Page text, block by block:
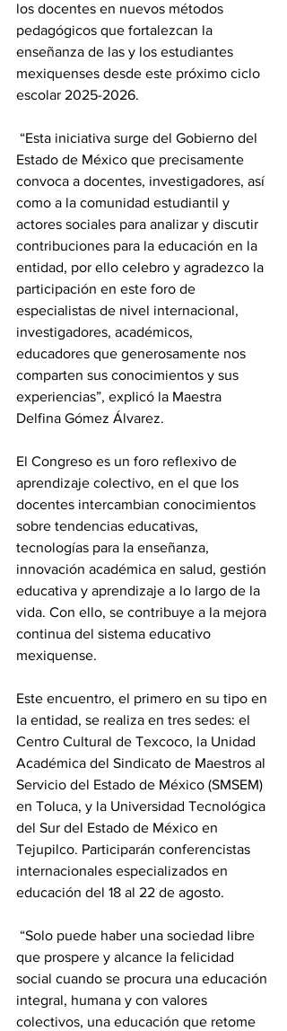
los docentes en nuevos métodos
pedagógicos que fortalezcan la
enseñanza de las y los estudiantes
mexiquenses desde este próximo ciclo
escolar 2025-2026.
Estado de México que precisamente
convoca a docentes, investigadores, así
como a la comunidad estudiantil y
actores sociales para analizar y discutir
contribuciones para la educación en la
entidad, por ello celebro y agradezco la
participación en este foro de
especialistas de nivel internacional,
investigadores, académicos,
educadores que generosamente nos
comparten sus conocimientos y sus
experiencias”, explicó la Maestra
Delfina Gómez Álvarez.
El Congreso es un foro reflexivo de
aprendizaje colectivo, en el que los
docentes intercambian conocimientos
sobre tendencias educativas,
tecnologías para la enseñanza,
innovación académica en salud, gestión
educativa y aprendizaje a lo largo de la
vida. Con ello, se contribuye a la mejora
continua del sistema educativo
mexiquense.
Este encuentro, el primero en su tipo en
la entidad, se realiza en tres sedes: el
Centro Cultural de Texcoco, la Unidad
Académica del Sindicato de Maestros al
Servicio del Estado de México (SMSEM)
en Toluca, y la Universidad Tecnológica
del Sur del Estado de México en
Tejupilco. Participarán conferencistas
internacionales especializados en
educación del 18 al 22 de agosto.
que prospere y alcance la felicidad
social cuando se procura una educación
integral, humana y con valores
colectivos, una educación que retome